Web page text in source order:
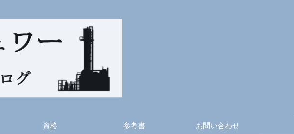
資格 参考書 お問い合わせ